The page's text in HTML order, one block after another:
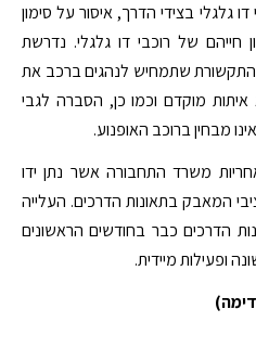
גלגלי בצידי הדרך, איסור על סימון
חייהם של רוכבי דו גלגלי. נדרשת
שתמחיש לנהגים ברכב את
מוקדם וכמו כן, הסברה לגבי
מבחין ברוכב האופנוע.
משרד התחבורה אשר נתן ידו
שקל מתקציבי המאבק בתאונות הדרכים. העלייה
הדרכים כבר בחודשים הראשונים